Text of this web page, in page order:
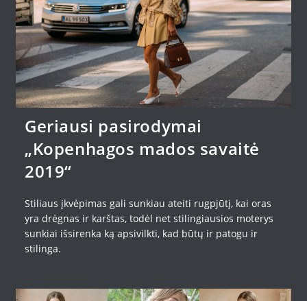
Geriausi pasirodymai
„Kopenhagos mados savaitė
2019“
Stiliaus įkvėpimas gali sunkiau ateiti rugpjūtį, kai oras
yra drėgnas ir karštas, todėl net stilingiausios moterys
sunkiai išsirenka ką apsivilkti, kad būtų ir patogu ir
stilinga.